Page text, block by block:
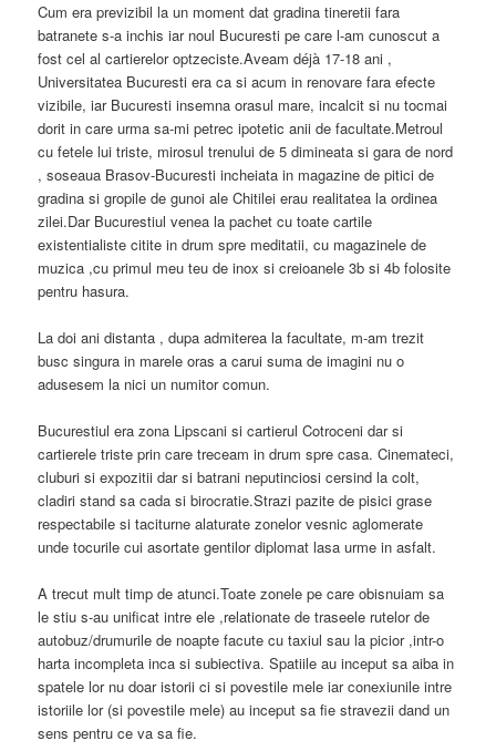
Cum era previzibil la un moment dat gradina tineretii fara
batranete s-a inchis iar noul Bucuresti pe care l-am cunoscut a
fost cel al cartierelor optzeciste.Aveam déjà 17-18 ani ,
Universitatea Bucuresti era ca si acum in renovare fara efecte
vizibile, iar Bucuresti insemna orasul mare, incalcit si nu tocmai
dorit in care urma sa-mi petrec ipotetic anii de facultate.Metroul
cu fetele lui triste, mirosul trenului de 5 dimineata si gara de nord
, soseaua Brasov-Bucuresti incheiata in magazine de pitici de
gradina si gropile de gunoi ale Chitilei erau realitatea la ordinea
zilei.Dar Bucurestiul venea la pachet cu toate cartile
existentialiste citite in drum spre meditatii, cu magazinele de
muzica ,cu primul meu teu de inox si creioanele 3b si 4b folosite
pentru hasura.
La doi ani distanta , dupa admiterea la facultate, m-am trezit
busc singura in marele oras a carui suma de imagini nu o
adusesem la nici un numitor comun.
Bucurestiul era zona Lipscani si cartierul Cotroceni dar si
cartierele triste prin care treceam in drum spre casa. Cinemateci,
cluburi si expozitii dar si batrani neputinciosi cersind la colt,
cladiri stand sa cada si birocratie.Strazi pazite de pisici grase
respectabile si taciturne alaturate zonelor vesnic aglomerate
unde tocurile cui asortate gentilor diplomat lasa urme in asfalt.
A trecut mult timp de atunci.Toate zonele pe care obisnuiam sa
le stiu s-au unificat intre ele ,relationate de traseele rutelor de
autobuz/drumurile de noapte facute cu taxiul sau la picior ,intr-o
harta incompleta inca si subiectiva. Spatiile au inceput sa aiba in
spatele lor nu doar istorii ci si povestile mele iar conexiunile intre
istoriile lor (si povestile mele) au inceput sa fie stravezii dand un
sens pentru ce va sa fie.